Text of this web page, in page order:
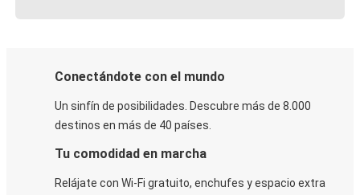
Conectándote con el mundo
Un sinfín de posibilidades. Descubre más de 8.000
destinos en más de 40 países.
Tu comodidad en marcha
Relájate con Wi-Fi gratuito, enchufes y espacio extra